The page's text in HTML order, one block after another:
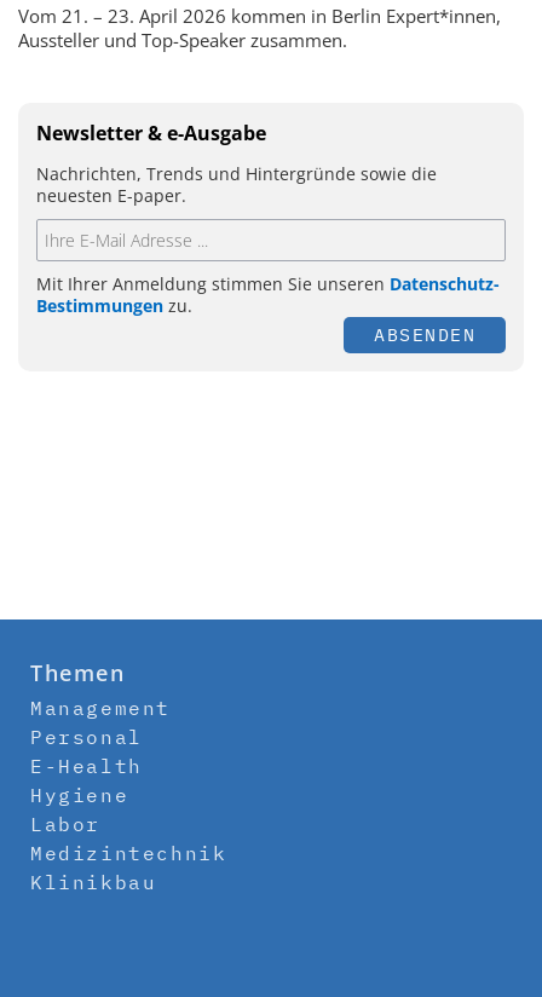
Vom 21. – 23. April 2026 kommen in Berlin Expert*innen,
Aussteller und Top-Speaker zusammen.
Newsletter & e-Ausgabe
Nachrichten, Trends und Hintergründe sowie die
neuesten E-paper.
Mit Ihrer Anmeldung stimmen Sie unseren Datenschutz-
Bestimmungen zu.
ABSENDEN
Themen
Management
Personal
E-Health
Hygiene
Labor
Medizintechnik
Klinikbau